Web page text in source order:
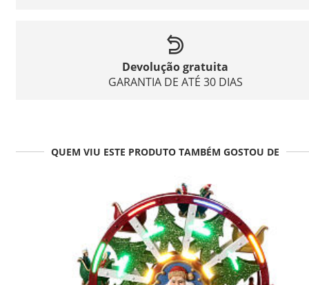
Devolução gratuita
GARANTIA DE ATÉ 30 DIAS
QUEM VIU ESTE PRODUTO TAMBÉM GOSTOU DE